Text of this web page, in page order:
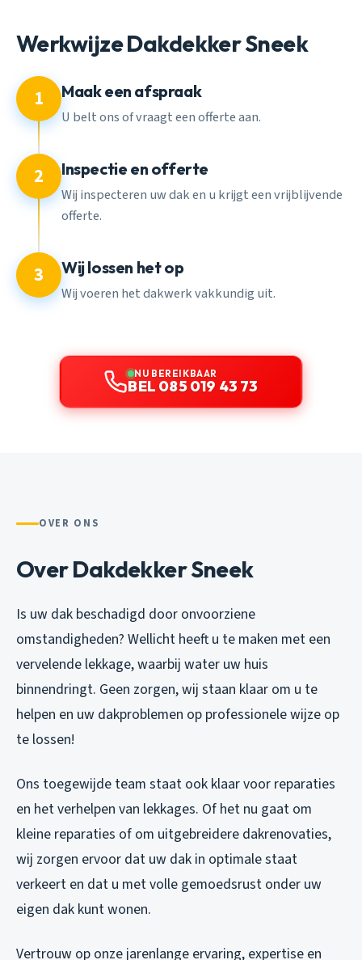
Werkwijze Dakdekker Sneek
1 Maak een afspraak
U belt ons of vraagt een offerte aan.
2 Inspectie en offerte
Wij inspecteren uw dak en u krijgt een vrijblijvende
offerte.
3 Wij lossen het op
Wij voeren het dakwerk vakkundig uit.
NU BEREIKBAAR
BEL 085 019 43 73
OVER ONS
Over Dakdekker Sneek
Is uw dak beschadigd door onvoorziene
omstandigheden? Wellicht heeft u te maken met een
vervelende lekkage, waarbij water uw huis
binnendringt. Geen zorgen, wij staan klaar om u te
helpen en uw dakproblemen op professionele wijze op
te lossen!
Ons toegewijde team staat ook klaar voor reparaties
en het verhelpen van lekkages. Of het nu gaat om
kleine reparaties of om uitgebreidere dakrenovaties,
wij zorgen ervoor dat uw dak in optimale staat
verkeert en dat u met volle gemoedsrust onder uw
eigen dak kunt wonen.
Vertrouw op onze jarenlange ervaring, expertise en